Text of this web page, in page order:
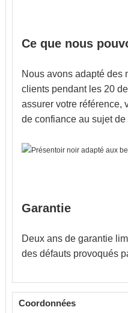
Ce que nous
Nous avons adapté des
clients pendant les 20
assurer votre référence,
de confiance au sujet
Garantie
Deux ans de garantie
des défauts provoqués
Coordonnées